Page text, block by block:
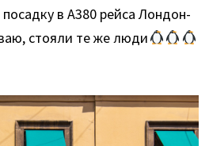
в А380 рейса Лондон-
стояли те же люди